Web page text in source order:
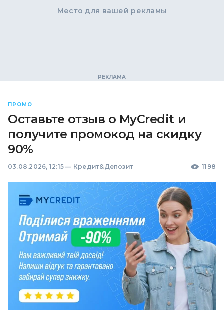
Место для вашей рекламы
ПРОМО
Оставьте отзыв о MyCredit и
получите промокод на скидку
90%
03.08.2026, 12:15 — Кредит&Депозит 1198